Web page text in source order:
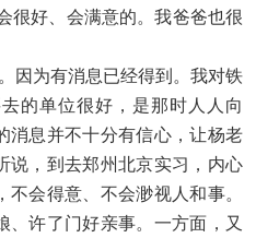
很好、会满意的。我爸爸也很
为有消息已经得到。我对铁
的单位很好，是那时人人向
消息并不十分有信心，让杨老
说，到去郑州北京实习，内心
会得意、不会渺视人和事。
、许了门好亲事。一方面，又